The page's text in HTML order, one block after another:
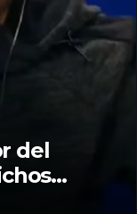
del